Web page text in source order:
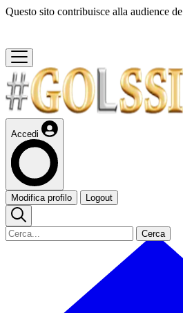
Questo sito contribuisce alla audience de
Accedi
Modifica profilo Logout
Cerca